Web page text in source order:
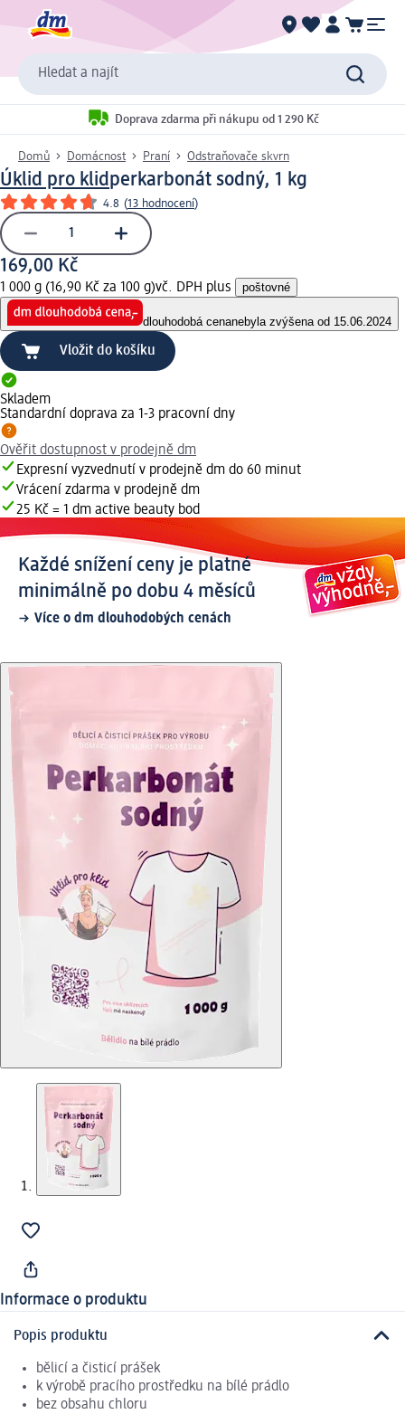
Hledat a najít
Doprava zdarma při nákupu od 1 290 Kč
Domů Domácnost Praní Odstraňovače skvrn
Úklid pro klidperkarbonát sodný, 1 kg
4.8 (13 hodnocení)
169,00 Kč
1 000 g (16,90 Kč za 100 g)vč. DPH plus poštovné
dlouhodobá cenanebyla zvýšena od 15.06.2024
Vložit do košíku
Skladem
Standardní doprava za 1-3 pracovní dny
Ověřit dostupnost v prodejně dm
Expresní vyzvednutí v prodejně dm do 60 minut
Vrácení zdarma v prodejně dm
25 Kč = 1 dm active beauty bod
Každé snížení ceny je platné
minimálně po dobu 4 měsíců
Více o dm dlouhodobých cenách
Informace o produktu
Popis produktu
bělicí a čisticí prášek
k výrobě pracího prostředku na bílé prádlo
bez obsahu chloru